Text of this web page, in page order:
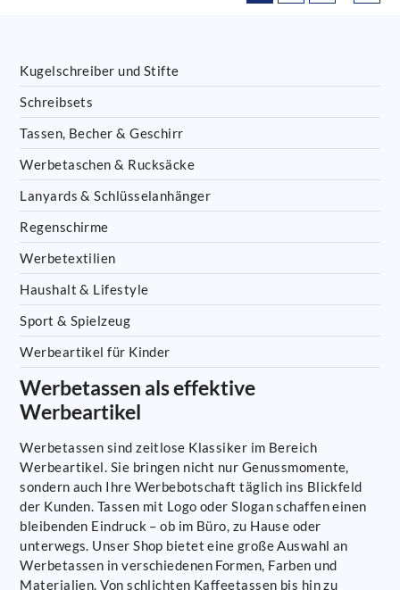
Kugelschreiber und Stifte
Schreibsets
Tassen, Becher & Geschirr
Werbetaschen & Rucksäcke
Lanyards & Schlüsselanhänger
Regenschirme
Werbetextilien
Haushalt & Lifestyle
Sport & Spielzeug
Werbeartikel für Kinder
Werbetassen als effektive
Werbeartikel
Werbetassen sind zeitlose Klassiker im Bereich
Werbeartikel. Sie bringen nicht nur Genussmomente,
sondern auch Ihre Werbebotschaft täglich ins Blickfeld
der Kunden. Tassen mit Logo oder Slogan schaffen einen
bleibenden Eindruck – ob im Büro, zu Hause oder
unterwegs. Unser Shop bietet eine große Auswahl an
Werbetassen in verschiedenen Formen, Farben und
Materialien. Von schlichten Kaffeetassen bis hin zu